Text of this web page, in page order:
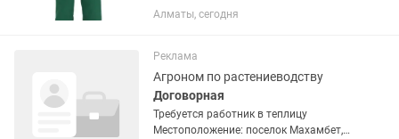
пошив, много моделей и наименований
также делаем брендирование.
Алматы, сегодня
Реклама
Агроном по растениеводству
Договорная
Требуется работник в теплицу
Местоположение: поселок Махамбет,